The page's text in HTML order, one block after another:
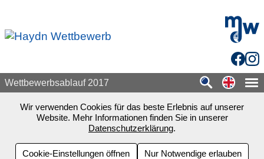
mdw -
Wettbewerbsablauf 2017
Wir verwenden Cookies für das beste Erlebnis auf unserer
Website. Mehr Informationen finden Sie in unserer
Datenschutzerklärung.
Cookie-Einstellungen öffnen
Nur Notwendige erlauben